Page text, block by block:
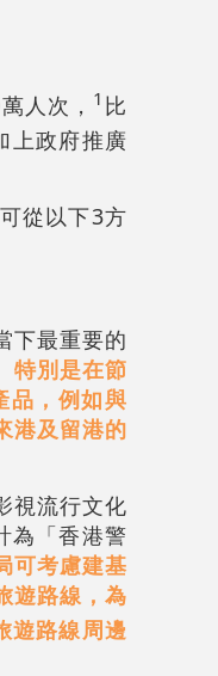
人次， 1 比
上政府推廣
從以下3方
下最重要的
特別是在節
品，例如與
港及留港的
視流行文化
為「香港警
可考慮建基
遊路線，為
遊路線周邊